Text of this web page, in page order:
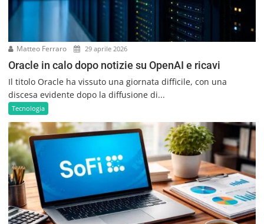
Matteo Ferraro 29 aprile 2026
Oracle in calo dopo notizie su OpenAI e ricavi
Il titolo Oracle ha vissuto una giornata difficile, con una
discesa evidente dopo la diffusione di...
Tecnologia